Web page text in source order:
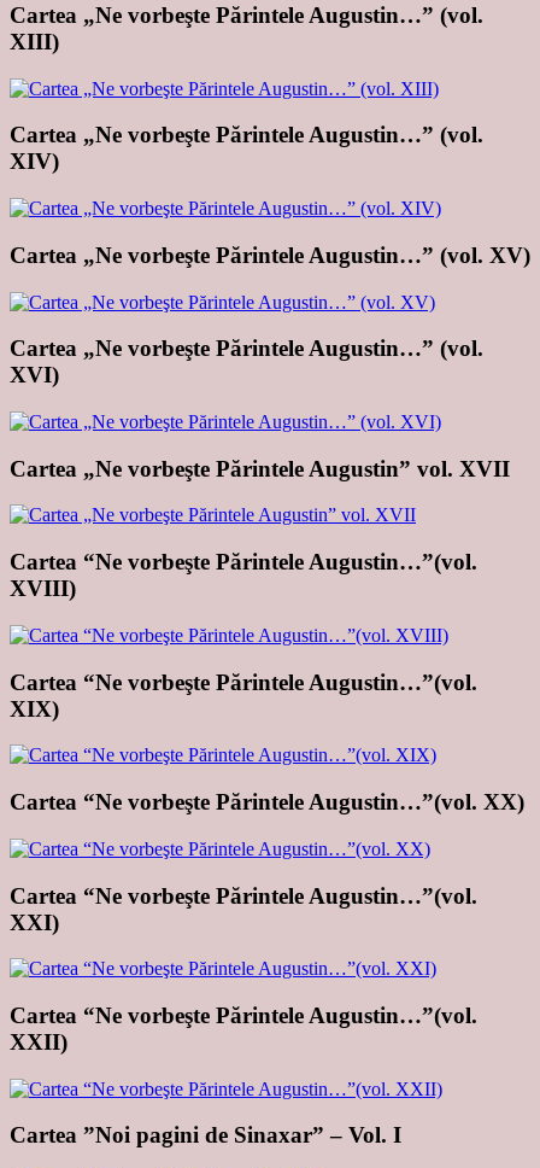
Cartea „Ne vorbeşte Părintele Augustin…” (vol.
XIII)
Cartea „Ne vorbeşte Părintele Augustin…” (vol.
XIV)
Cartea „Ne vorbeşte Părintele Augustin…” (vol. XV)
Cartea „Ne vorbeşte Părintele Augustin…” (vol.
XVI)
Cartea „Ne vorbeşte Părintele Augustin” vol. XVII
Cartea “Ne vorbeşte Părintele Augustin…”(vol.
XVIII)
Cartea “Ne vorbeşte Părintele Augustin…”(vol.
XIX)
Cartea “Ne vorbeşte Părintele Augustin…”(vol. XX)
Cartea “Ne vorbeşte Părintele Augustin…”(vol.
XXI)
Cartea “Ne vorbeşte Părintele Augustin…”(vol.
XXII)
Cartea ”Noi pagini de Sinaxar” – Vol. I